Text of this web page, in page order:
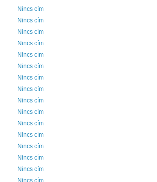
Nincs cím
Nincs cím
Nincs cím
Nincs cím
Nincs cím
Nincs cím
Nincs cím
Nincs cím
Nincs cím
Nincs cím
Nincs cím
Nincs cím
Nincs cím
Nincs cím
Nincs cím
Nincs cím